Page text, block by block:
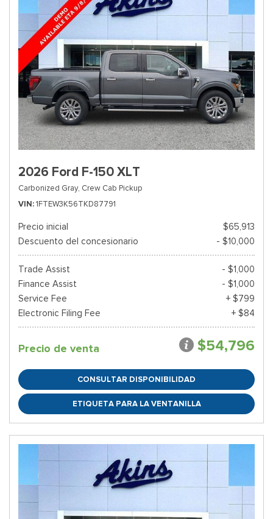
2026 Ford F-150 XLT
Carbonized Gray, Crew Cab Pickup
VIN 1FTEW3K56TKD87791
Precio inicial
$65,913
Descuento del concesionario
- $10,000
Trade Assist
- $1,000
Finance Assist
- $1,000
Service Fee
+ $799
Electronic Filing Fee
+ $84
Precio de venta $54,796
CONSULTAR DISPONIBILIDAD
ETIQUETA PARA LA VENTANILLA